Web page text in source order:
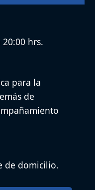
hrs.
para la
de
de domicilio.